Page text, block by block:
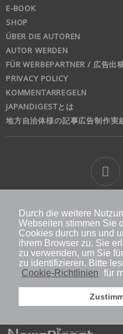
Durch die weitere
Webseiten stimmen Sie
Cookies durch uns und
ihrem Browser zu. Sie
zu verwenden, um Sie
zu identifizieren. Bitte
Cookie-Richtlinien für
E-BOOK
SHOP
ÜBER DIE AUTOREN
AUTOR WERDEN
FÜR WERBEPARTNER / 広告出
PRIVACY POLICY
KOMMENTARREGELN
JAPANDIGESTとは
地方自治体様の記事広告制作実
Doitsu News Digest GmbH
Immermannstr. 53
40210 Düsseldorf
Germany